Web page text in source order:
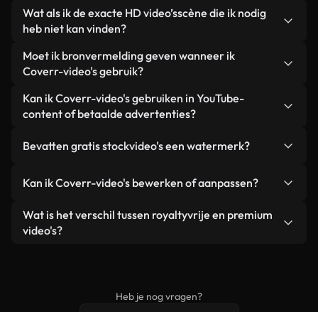
video's. Elke video is duidelijk gelabeld, zodat je
altijd weet wat je gebruikt.
Niet als u voor onze geoptimaliseerde versies
kiest. Wij bieden lichtgewicht, webklare formaten
achtergrond. Zo blijft de kwaliteit hoog, worden de
laadtijden geminimaliseerd en worden
statistieken zoals LCP verbeterd.
Wat als ik de exacte HD video’sscène die ik nodig
heb niet kan vinden?
Met Coverr AI Studio maak je direct een video.
Beschrijf de scène – bijvoorbeeld "HD video’s bij
enkele seconden een gepersonaliseerde video die
voldoet aan onze licentievoorwaarden.
Moet ik bronvermelding geven wanneer ik
Coverr-video's gebruik?
Naamsvermelding is niet vereist. Alle video's in
onze stockbibliotheek zijn royaltyvrij en kunnen
hoewel dit altijd op prijs wordt gesteld.
Kan ik Coverr-video's gebruiken in YouTube-
content of betaalde advertenties?
gebruikt in YouTube-video's met advertentie-
advertenties van klanten, zolang je de beelden
een losstaand product.
Bevatten gratis stockvideo's een watermerk?
zijn of door AI gegenereerd – bevat watermerken.
Je krijgt schoon, direct bruikbaar beeldmateriaal.
Kan ik Coverr-video's bewerken of aanpassen?
Ja. Je mag onze video's inkorten, bijsnijden of
remixen. Zorg er wel voor dat het eindproduct
Wat is het verschil tussen royaltyvrije en premium
video's?
licentiebescherming omvat.
Heb je nog vragen?